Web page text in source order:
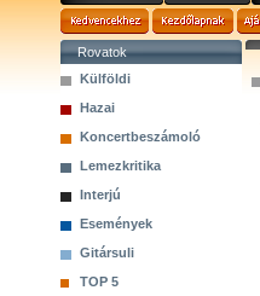
Rovatok
Külföldi
Hazai
Koncertbeszámoló
Lemezkritika
Interjú
Események
Gitársuli
TOP 5